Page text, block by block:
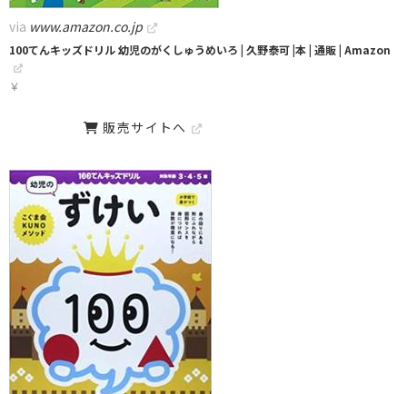
via www.amazon.co.jp
100てんキッズドリル 幼児のがくしゅうめいろ | 久野泰可 |本 | 通販 | Amazon
￥
販売サイトへ